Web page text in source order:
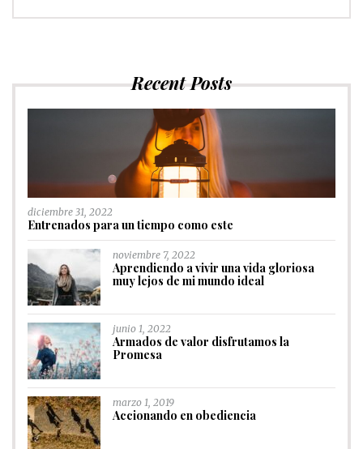
Recent Posts
diciembre 31, 2022
Entrenados para un tiempo como este
noviembre 7, 2022
Aprendiendo a vivir una vida gloriosa
muy lejos de mi mundo ideal
junio 1, 2022
Armados de valor disfrutamos la
Promesa
marzo 1, 2019
Accionando en obediencia